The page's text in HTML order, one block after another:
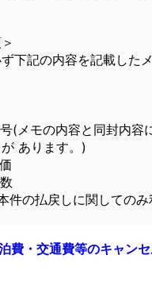
下記の内容を記載した
(メモの内容と同封内容
あります。)
件の払戻しに関してのみ
費・交通費等のキャン